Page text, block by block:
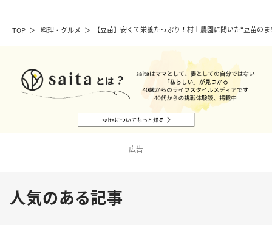
TOP 料理・グルメ 【豆苗】安くて栄養たっぷり！村上農園に聞いた“豆苗の
広告
人気のある記事